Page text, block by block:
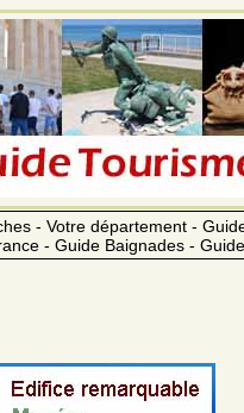
- Votre département -
- Guide Baignades -